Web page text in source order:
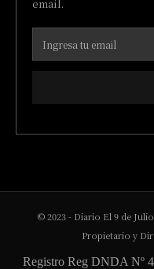
email.
© 2023 - Diario El 9 de
Propietario y
Registro Reg DNDA Nº